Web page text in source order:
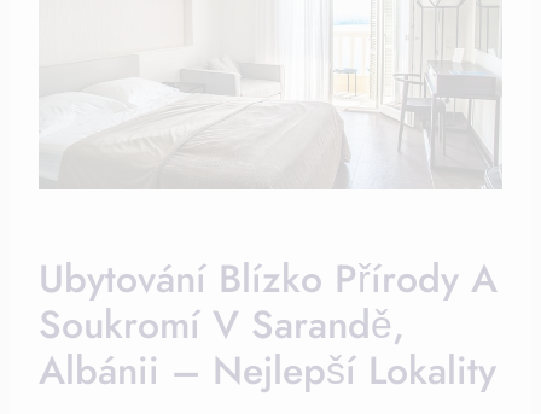
Ubytování Blízko Přírody⁢ A
Soukromí V Sarandě,
Albánii – Nejlepší Lokality